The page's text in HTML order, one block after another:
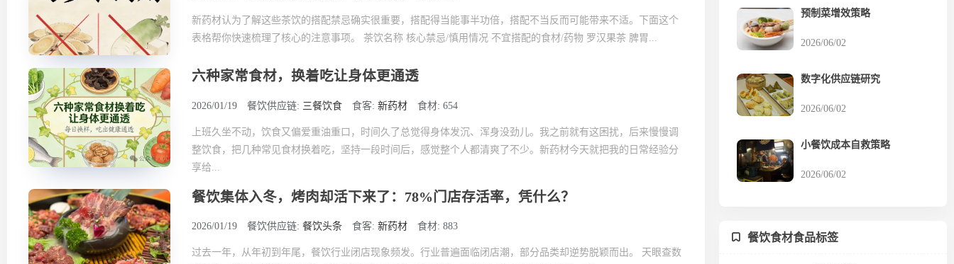
新药材认为了解这些茶饮的搭配禁忌确实很重要，搭配得当能事半功倍，搭配不当反而可能带来不适。下面这个
表格帮你快速梳理了核心的注意事项。 茶饮名称 核心禁忌/慎用情况 不宜搭配的食材/药物 罗汉果茶 脾胃...
六种家常食材，换着吃让身体更通透
2026/01/19 餐饮供应链: 三餐饮食 食客: 新药材 食材: 654
上班久坐不动，饮食又偏爱重油重口，时间久了总觉得身体发沉、浑身没劲儿。我之前就有这困扰，后来慢慢调
整饮食，把几种常见食材换着吃，坚持一段时间后，感觉整个人都清爽了不少。新药材今天就把我的日常经验分
享给...
餐饮集体入冬，烤肉却活下来了：78%门店存活率，凭什么？
2026/01/19 餐饮供应链: 餐饮头条 食客: 新药材 食材: 883
过去一年，从年初到年尾，餐饮行业闭店现象频发。行业普遍面临闭店潮，部分品类却逆势脱颖而出。 天眼查数
预制菜增效策略
2026/06/02
数字化供应链研究
2026/06/02
小餐饮成本自救策略
2026/06/02
餐饮食材食品标签